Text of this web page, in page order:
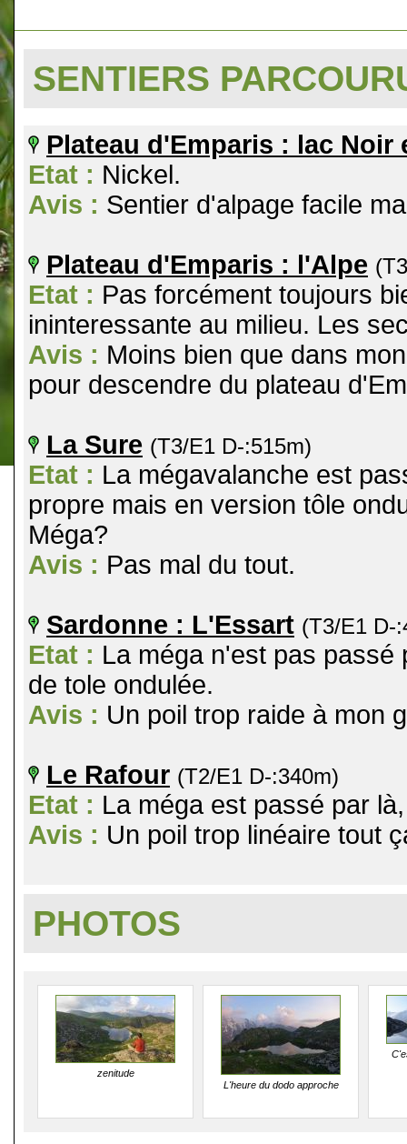
SENTIERS
Plateau d'Emparis : lac Noir
Etat : Nickel.
Avis : Sentier d'alpage facile
Plateau d'Emparis : l'Alpe
Etat : Pas forcément toujours
ininteressante au milieu. Les
Avis : Moins bien que dans
pour descendre du plateau
La Sure (T3/E1 D-:515m)
Etat : La mégavalanche est
propre mais en version tôle
Méga?
Avis : Pas mal du tout.
Sardonne : L'Essart (T3/E1 D-
Etat : La méga n'est pas
de tole ondulée.
Avis : Un poil trop raide à mon
Le Rafour (T2/E1 D-:340m)
Etat : La méga est passé par
Avis : Un poil trop linéaire tout
PHOTOS
zenitude
L'heure du dodo approche